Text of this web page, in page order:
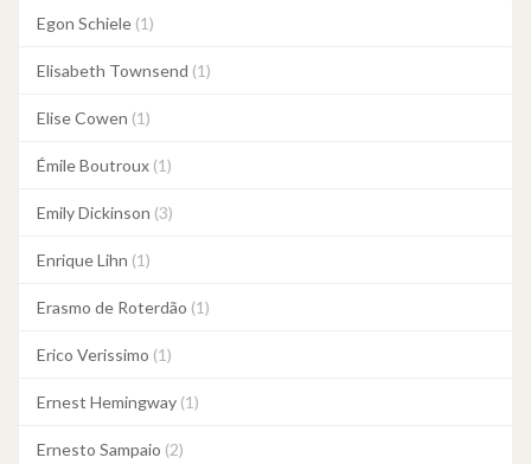
Egon Schiele (1)
Elisabeth Townsend (1)
Elise Cowen (1)
Émile Boutroux (1)
Emily Dickinson (3)
Enrique Lihn (1)
Erasmo de Roterdão (1)
Erico Verissimo (1)
Ernest Hemingway (1)
Ernesto Sampaio (2)